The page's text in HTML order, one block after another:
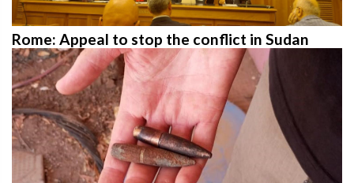
Rome: Appeal to stop the conflict in Sudan